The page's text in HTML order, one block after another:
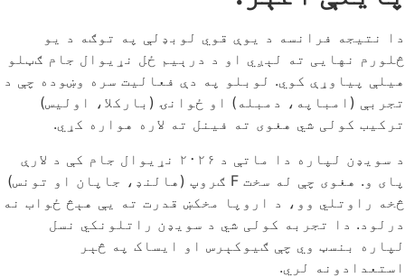
دا نتیجه فرانسه د یوې قوي لوبډلې په توګه د یو
څلورم نهایی ته لېږي او د درېیم ځل نړیوال جام ګټلو
هیلې پیاوړې کوي. لوبلو په دې فعالیت سره وښوده چې د
تجربې (امباپه، دمبله) او ځوانۍ (بارکلا، اولیس)
ترکیب کولی شي هغوی ته فینل ته لاره هواره کړي.
د سویډن لپاره دا ماتې د ۲۰۲۶ نړیوال جام کې د لارې
پای و. هغوی چې له سخت F ګروپ (هالنډ، جاپان او تونس)
څخه راوتلي وو، د اروپا مخکښ قدرت ته یې هېڅ ځواب نه
درلود. دا تجربه کولی شي د سویډن راتلونکي نسل
لپاره بنسټ وي چې ګیوکېرس او ایساک په څېر
استعدادونه لري.